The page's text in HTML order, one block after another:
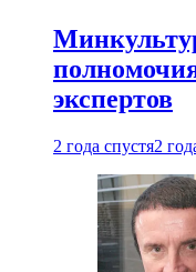
экспертов
2 года спустя2